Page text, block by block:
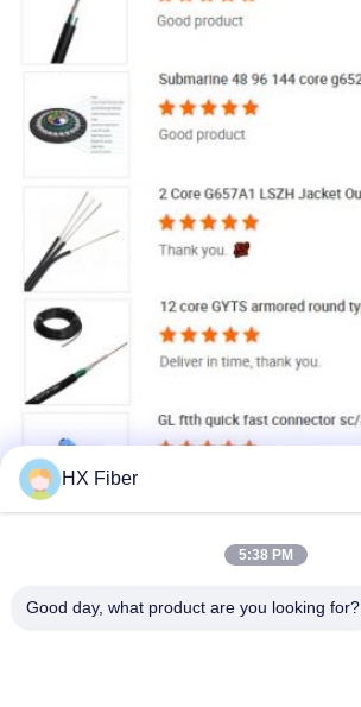
HX Fiber
5:38 PM
Good day, what product are you looking for?